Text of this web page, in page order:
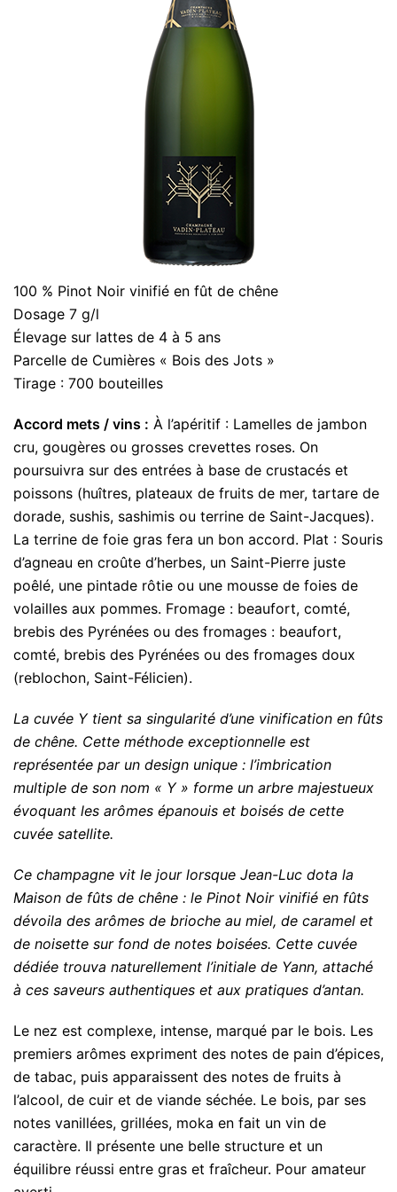
100 % Pinot Noir vinifié en fût de chêne
Dosage 7 g/l
Élevage sur lattes de 4 à 5 ans
Parcelle de Cumières « Bois des Jots »
Tirage : 700 bouteilles
Accord mets / vins : À l’apéritif : Lamelles de jambon
cru, gougères ou grosses crevettes roses. On
poursuivra sur des entrées à base de crustacés et
poissons (huîtres, plateaux de fruits de mer, tartare de
dorade, sushis, sashimis ou terrine de Saint-Jacques).
La terrine de foie gras fera un bon accord. Plat : Souris
d’agneau en croûte d’herbes, un Saint-Pierre juste
poêlé, une pintade rôtie ou une mousse de foies de
volailles aux pommes. Fromage : beaufort, comté,
brebis des Pyrénées ou des fromages : beaufort,
comté, brebis des Pyrénées ou des fromages doux
(reblochon, Saint-Félicien).
La cuvée Y tient sa singularité d’une vinification en fûts
de chêne. Cette méthode exceptionnelle est
représentée par un design unique : l’imbrication
multiple de son nom « Y » forme un arbre majestueux
évoquant les arômes épanouis et boisés de cette
cuvée satellite.
Ce champagne vit le jour lorsque Jean-Luc dota la
Maison de fûts de chêne : le Pinot Noir vinifié en fûts
dévoila des arômes de brioche au miel, de caramel et
de noisette sur fond de notes boisées. Cette cuvée
dédiée trouva naturellement l’initiale de Yann, attaché
à ces saveurs authentiques et aux pratiques d’antan.
Le nez est complexe, intense, marqué par le bois. Les
premiers arômes expriment des notes de pain d’épices,
de tabac, puis apparaissent des notes de fruits à
l’alcool, de cuir et de viande séchée. Le bois, par ses
notes vanillées, grillées, moka en fait un vin de
caractère. Il présente une belle structure et un
équilibre réussi entre gras et fraîcheur. Pour amateur